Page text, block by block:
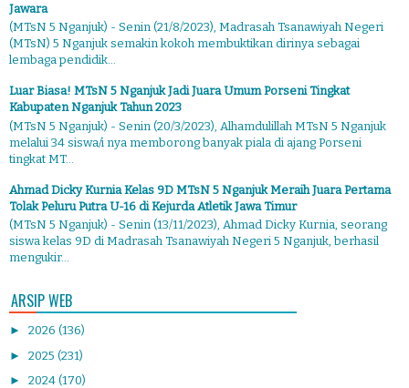
Jawara
(MTsN 5 Nganjuk) - Senin (21/8/2023), Madrasah Tsanawiyah Negeri
(MTsN) 5 Nganjuk semakin kokoh membuktikan dirinya sebagai
lembaga pendidik...
Luar Biasa! MTsN 5 Nganjuk Jadi Juara Umum Porseni Tingkat
Kabupaten Nganjuk Tahun 2023
(MTsN 5 Nganjuk) - Senin (20/3/2023), Alhamdulillah MTsN 5 Nganjuk
melalui 34 siswa/i nya memborong banyak piala di ajang Porseni
tingkat MT...
Ahmad Dicky Kurnia Kelas 9D MTsN 5 Nganjuk Meraih Juara Pertama
Tolak Peluru Putra U-16 di Kejurda Atletik Jawa Timur
(MTsN 5 Nganjuk) - Senin (13/11/2023), Ahmad Dicky Kurnia, seorang
siswa kelas 9D di Madrasah Tsanawiyah Negeri 5 Nganjuk, berhasil
mengukir...
ARSIP WEB
► 2026 (136)
► 2025 (231)
► 2024 (170)